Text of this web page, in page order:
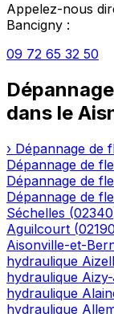
Appelez-nous
Bancigny :
09 72 65 32 50
dans le
› Dépannage de
Dépannage de
Dépannage de
Dépannage de
Séchelles (02340
Aguilcourt (02190
Aisonville-et-
hydraulique
hydraulique
hydraulique
hydraulique